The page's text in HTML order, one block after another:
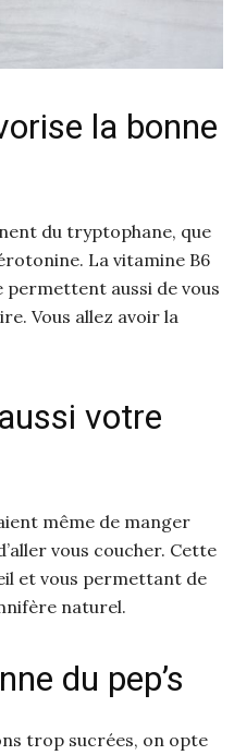
la bonne
du tryptophane, que
La vitamine B6
permettent aussi de vous
Vous allez avoir la
votre
même de manger
vous coucher. Cette
et vous permettant de
naturel.
du pep’s
trop sucrées, on opte